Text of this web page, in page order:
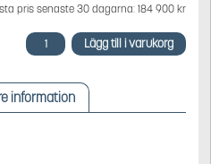
pris senaste 30 dagarna: 184 900 kr
Husqvarna
P520D,
klippaggregat,
Kubota
Lägg till i varukorg
information